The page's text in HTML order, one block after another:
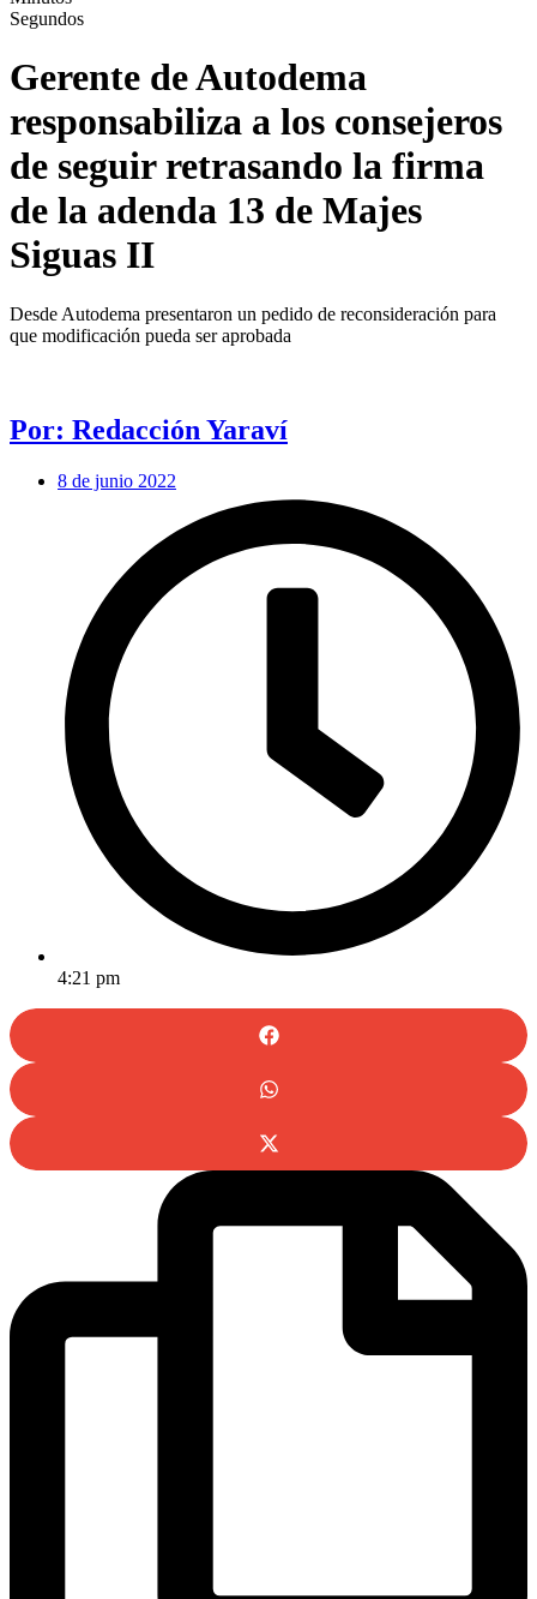
Segundos
Gerente de Autodema
responsabiliza a los consejeros
de seguir retrasando la firma
de la adenda 13 de Majes
Siguas II
Desde Autodema presentaron un pedido de reconsideración para
que modificación pueda ser aprobada
Por: Redacción Yaraví
8 de junio 2022
4:21 pm